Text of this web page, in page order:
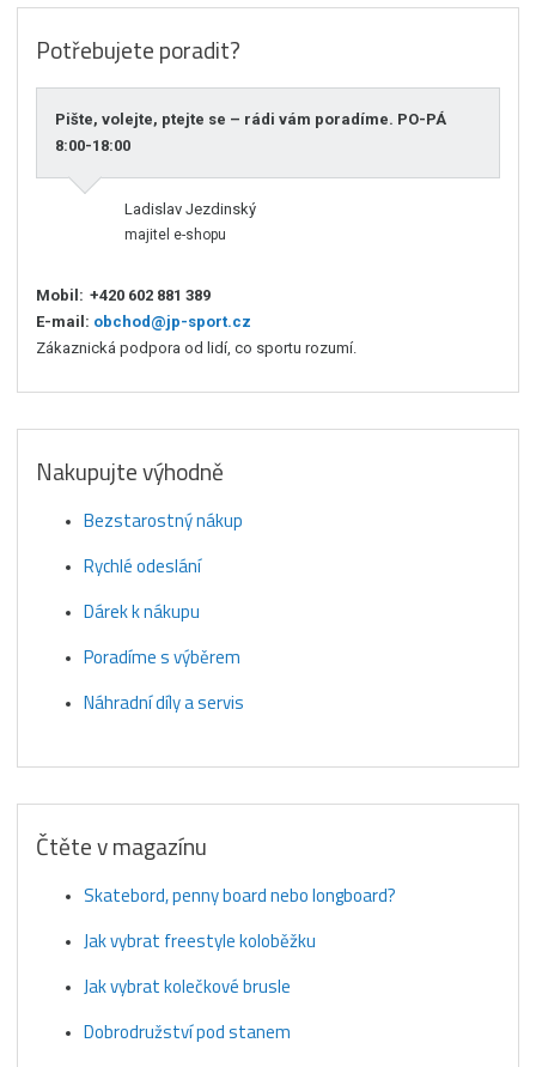
Potřebujete poradit?
Pište, volejte, ptejte se – rádi vám poradíme. PO-PÁ
8:00-18:00
Ladislav Jezdinský
majitel e-shopu
Mobil: +420 602 881 389
E-mail: obchod@jp-sport.cz
Zákaznická podpora od lidí, co sportu rozumí.
Nakupujte výhodně
Bezstarostný nákup
Rychlé odeslání
Dárek k nákupu
Poradíme s výběrem
Náhradní díly a servis
Čtěte v magazínu
Skatebord, penny board nebo longboard?
Jak vybrat freestyle koloběžku
Jak vybrat kolečkové brusle
Dobrodružství pod stanem